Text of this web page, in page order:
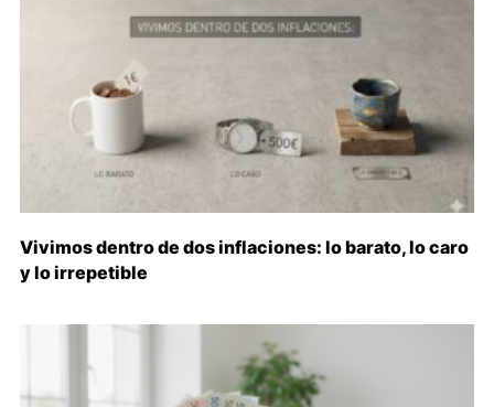
Vivimos dentro de dos inflaciones: lo barato, lo caro
y lo irrepetible